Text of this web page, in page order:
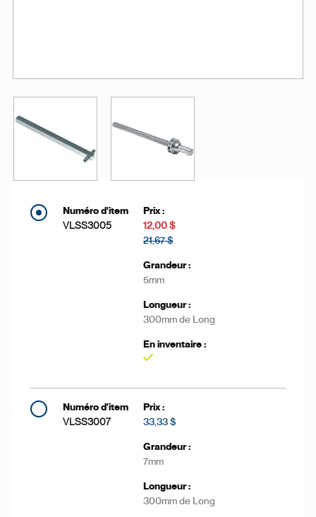
VLSS3005
12,00 $
21,67 $
5mm
300mm de Long
VLSS3007 33,33 $
7mm
300mm de Long